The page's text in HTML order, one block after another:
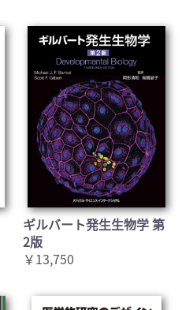
ギルバート発生生物学 第
2版
￥13,750